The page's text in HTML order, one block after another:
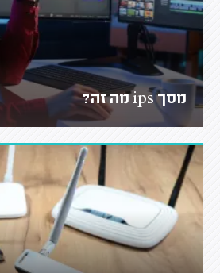
מסך ips מה זה?